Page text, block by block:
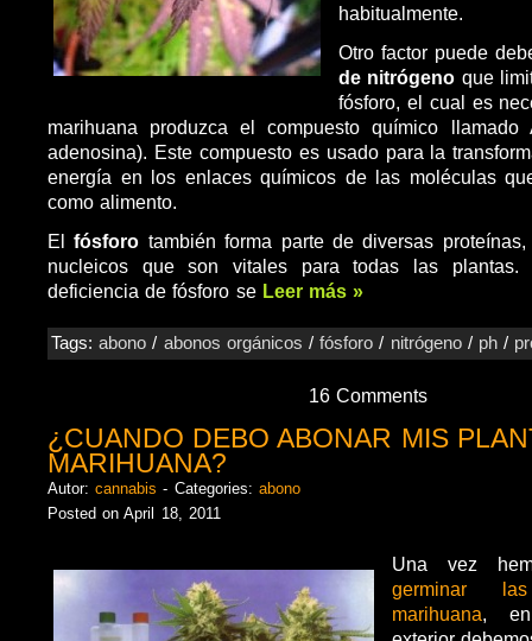
habitualmente.
Otro factor puede
de nitrógeno que
fósforo, el cual es
marihuana produzca el compuesto químico llamado
adenosina). Este compuesto es usado para la
energía en los enlaces químicos de las moléculas
como alimento.
Elfósforo también forma parte de diversas
nucleicos que son vitales para todas las plantas.
deficiencia de fósforo se Leer más »
Tags:abono / abonos orgánicos /fósforo / nitrógeno/ ph /
16 Comments
¿CUANDO DEBO ABONAR MIS
MARIHUANA?
Autor:cannabis - Categories: abono
Posted on April 18, 2011
Una vez
germinar
marihuana,